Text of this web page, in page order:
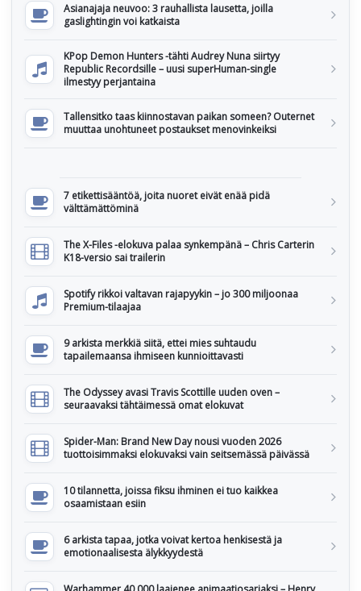
Asianajaja neuvoo: 3 rauhallista lausetta, joilla
gaslightingin voi katkaista
KPop Demon Hunters -tähti Audrey Nuna siirtyy
Republic Recordsille – uusi superHuman-single
ilmestyy perjantaina
Tallensitko taas kiinnostavan paikan someen? Outernet
muuttaa unohtuneet postaukset menovinkeiksi
7 etikettisääntöä, joita nuoret eivät enää pidä
välttämättöminä
The X-Files -elokuva palaa synkempänä – Chris Carterin
K18-versio sai trailerin
Spotify rikkoi valtavan rajapyykin – jo 300 miljoonaa
Premium-tilaajaa
9 arkista merkkiä siitä, ettei mies suhtaudu
tapailemaansa ihmiseen kunnioittavasti
The Odyssey avasi Travis Scottille uuden oven –
seuraavaksi tähtäimessä omat elokuvat
Spider-Man: Brand New Day nousi vuoden 2026
tuottoisimmaksi elokuvaksi vain seitsemässä päivässä
10 tilannetta, joissa fiksu ihminen ei tuo kaikkea
osaamistaan esiin
6 arkista tapaa, jotka voivat kertoa henkisestä ja
emotionaalisesta älykkyydestä